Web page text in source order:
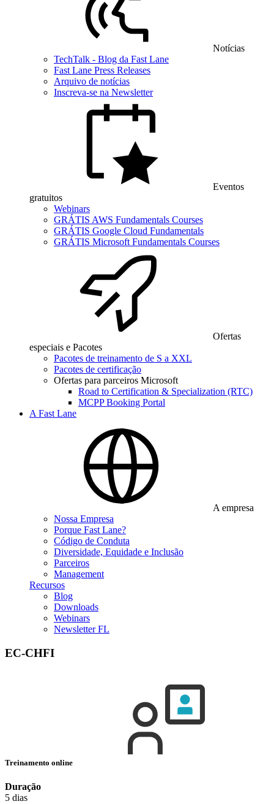
Notícias
TechTalk - Blog da Fast Lane
Fast Lane Press Releases
Arquivo de notícias
Inscreva-se na Newsletter
Eventos
gratuitos
Webinars
GRÁTIS AWS Fundamentals Courses
GRÁTIS Google Cloud Fundamentals
GRÁTIS Microsoft Fundamentals Courses
Ofertas
especiais e Pacotes
Pacotes de treinamento de S a XXL
Pacotes de certificação
Ofertas para parceiros Microsoft
Road to Certification & Specialization (RTC)
MCPP Booking Portal
A Fast Lane
A empresa
Nossa Empresa
Porque Fast Lane?
Código de Conduta
Diversidade, Equidade e Inclusão
Parceiros
Management
Recursos
Blog
Downloads
Webinars
Newsletter FL
EC-CHFI
Treinamento online
Duração
5 dias